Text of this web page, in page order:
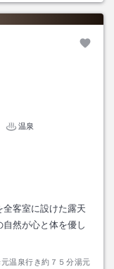
温泉
客室に設けた露天
然が心と体を優し
温泉行き約７５分湯元